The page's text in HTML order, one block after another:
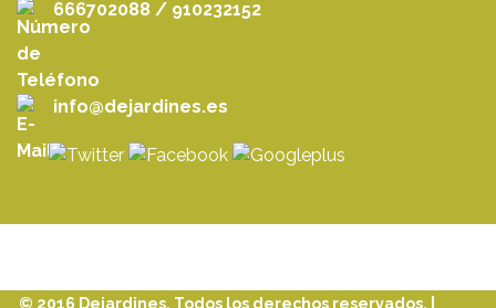
666702088 / 910232152
info@dejardines.es
© 2016 Dejardines. Todos los derechos reservados. |